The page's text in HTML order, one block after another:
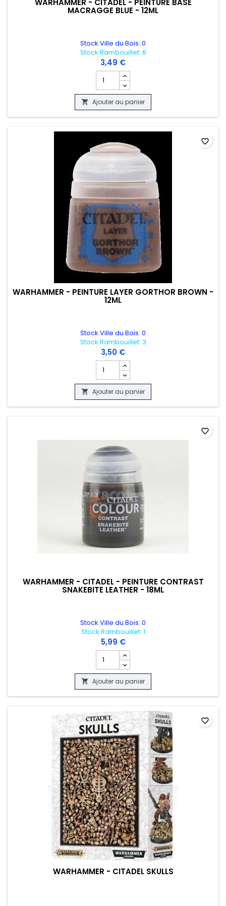
WARHAMMER - CITADEL - PEINTURE BASE
MACRAGGE BLUE - 12ML
Stock Ville du Bois: 0
Stock Rambouillet: 6
3,49 €
Champ quantité du produit WARHAMMER
 Ajouter au panier
WARHAMMER - PEINTURE LAYER GORTHOR BROWN -
12ML
Stock Ville du Bois: 0
Stock Rambouillet: 3
3,50 €
Champ quantité du produit WARHAMMER
 Ajouter au panier
favorite_border
WARHAMMER - CITADEL - PEINTURE CONTRAST
SNAKEBITE LEATHER - 18ML
Stock Ville du Bois: 0
Stock Rambouillet: 1
5,99 €
Champ quantité du produit WARHAMMER
 Ajouter au panier
favorite_border
WARHAMMER - CITADEL SKULLS
favorite_border